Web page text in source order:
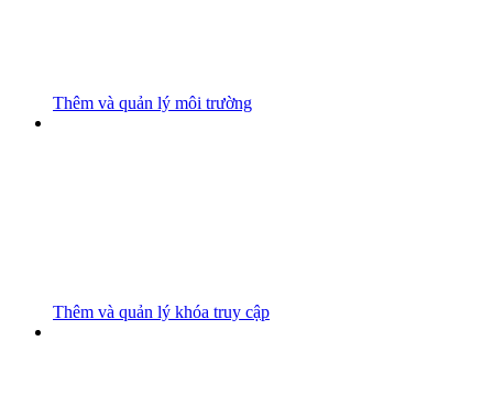
Thêm và quản lý môi trường
Thêm và quản lý khóa truy cập